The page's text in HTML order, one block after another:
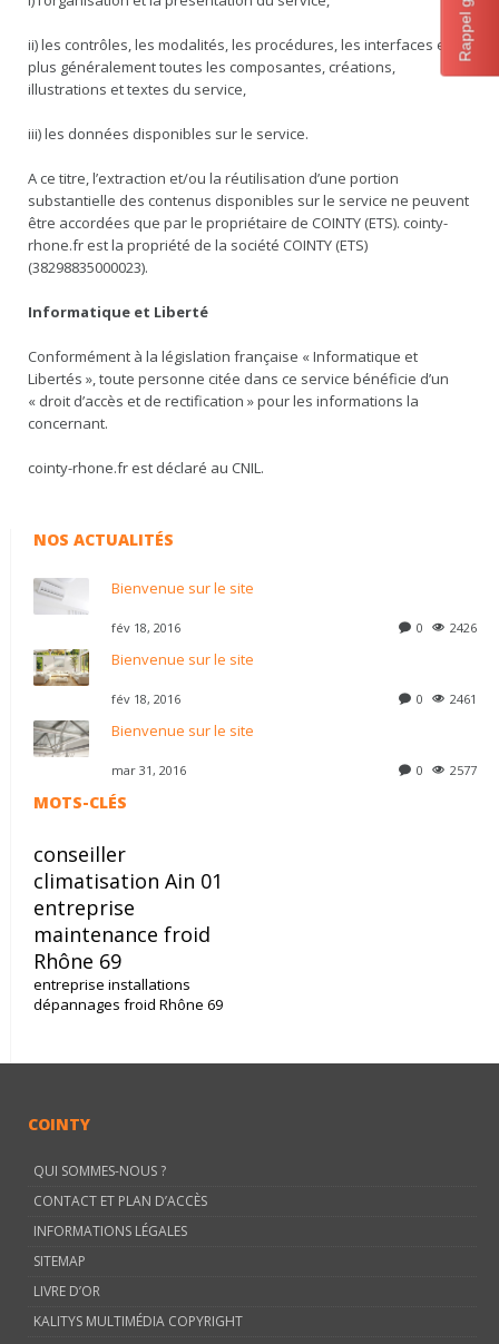
ii) les contrôles, les modalités, les procédures, les interfaces et
plus généralement toutes les composantes, créations,
illustrations et textes du service,
iii) les données disponibles sur le service.
A ce titre, l’extraction et/ou la réutilisation d’une portion
substantielle des contenus disponibles sur le service ne peuvent
être accordées que par le propriétaire de COINTY (ETS). cointy-
rhone.fr est la propriété de la société COINTY (ETS)
(38298835000023).
Informatique et Liberté
Conformément à la législation française « Informatique et
Libertés », toute personne citée dans ce service bénéficie d’un
« droit d’accès et de rectification » pour les informations la
concernant.
cointy-rhone.fr est déclaré au CNIL.
NOS ACTUALITÉS
Bienvenue sur le site
fév 18, 2016 0 2426
Bienvenue sur le site
fév 18, 2016 0 2461
Bienvenue sur le site
mar 31, 2016 0 2577
MOTS-CLÉS
conseiller
climatisation Ain 01
entreprise
maintenance froid
Rhône 69
entreprise installations
dépannages froid Rhône 69
COINTY
QUI SOMMES-NOUS ?
CONTACT ET PLAN D’ACCÈS
INFORMATIONS LÉGALES
SITEMAP
LIVRE D’OR
KALITYS MULTIMÉDIA COPYRIGHT